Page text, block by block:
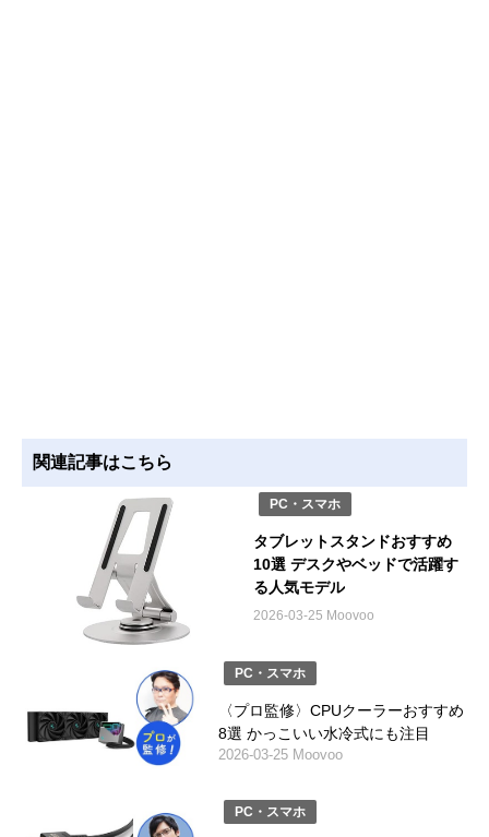
関連記事はこちら
PC・スマホ
タブレットスタンドおすすめ
10選 デスクやベッドで活躍す
る人気モデル
2026-03-25 Moovoo
PC・スマホ
〈プロ監修〉CPUクーラーおすすめ
8選 かっこいい水冷式にも注目
2026-03-25 Moovoo
PC・スマホ